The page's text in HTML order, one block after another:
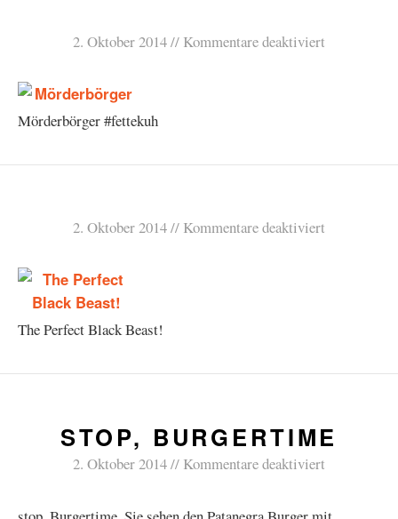
2. Oktober 2014 Kommentare deaktiviert
Mörderbörger #fettekuh
2. Oktober 2014 Kommentare deaktiviert
The Perfect Black Beast!
STOP, BURGERTIME
2. Oktober 2014 Kommentare deaktiviert